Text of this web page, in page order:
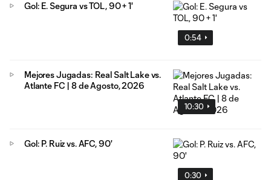
0:54
Gol: E. Segura vs TOL, 90 + 1'
10:30
Mejores Jugadas: Real Salt Lake vs.
Atlante FC | 8 de Agosto, 2026
0:30
Gol: P. Ruiz vs. AFC, 90'